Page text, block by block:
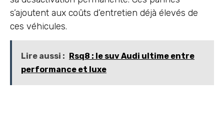
s’ajoutent aux coûts d’entretien déjà élevés de
ces véhicules.
Lire aussi : Rsq8 : le suv Audi ultime entre
performance et luxe